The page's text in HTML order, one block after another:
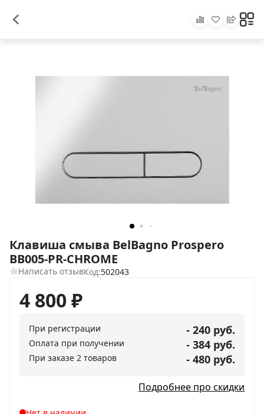
Клавиша смыва BelBagno Prospero
BB005-PR-CHROME
Написать отзывКод:502043
4 800₽
При регистрации - 240 руб.
Оплата при получении - 384 руб.
При заказе 2 товаров - 480 руб.
Подробнее про скидки